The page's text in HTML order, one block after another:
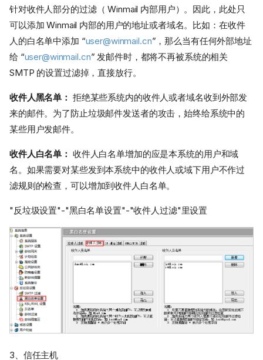
针对收件人部分的过滤（ Winmail 内部用户）。因此，此处只
可以添加 Winmail 内部的用户的地址或者域名。比如：在收件
人的白名单中添加 “user@winmail.cn”，那么当有任何外部地址
给 “user@winmail.cn” 发邮件时，都将不再被系统的相关
SMTP 的设置过滤掉，直接放行。
收件人黑名单： 拒绝某些系统内的收件人或者域名收到外部发
来的邮件。为了防止垃圾邮件发送者的攻击，始终给系统中的
某些用户发邮件。
收件人白名单： 收件人白名单增加的应是本系统的用户和域
名。如果需要对某些发到本系统中的收件人或域下用户不作过
滤规则的检查，可以增加到收件人白名单。
"反垃圾设置"-"黑白名单设置"-"收件人过滤"里设置
3、信任主机